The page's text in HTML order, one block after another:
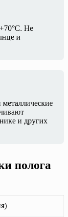
Не
и
и других
полога